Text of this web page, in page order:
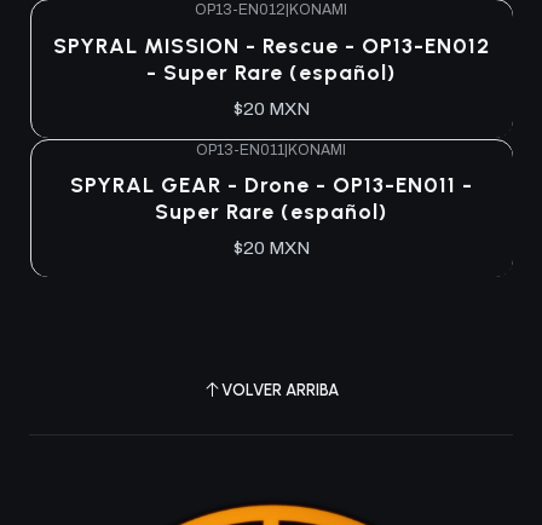
OP13-EN012 KONAMI
SPYRAL MISSION - Rescue - OP13-EN012
- Super Rare (español)
$20 MXN
OP13-EN011|KONAMI
SPYRAL GEAR - Drone - OP13-EN011 -
Super Rare (español)
$20 MXN
VOLVER ARRIBA